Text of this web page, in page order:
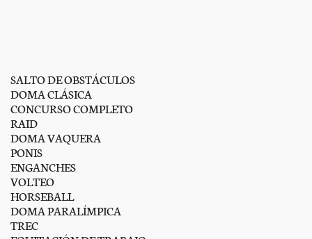
SALTO DE OBSTÁCULOS
DOMA CLÁSICA
CONCURSO COMPLETO
RAID
DOMA VAQUERA
PONIS
ENGANCHES
VOLTEO
HORSEBALL
DOMA PARALÍMPICA
TREC